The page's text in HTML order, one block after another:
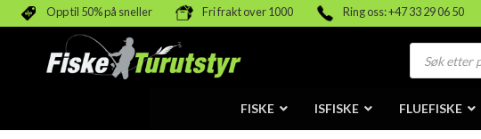
Opp til 50% på sneller Fri frakt over 1000 Ring oss: +47 33 29 06 50
Products
search
FISKE ISFISKE FLUEFISKE